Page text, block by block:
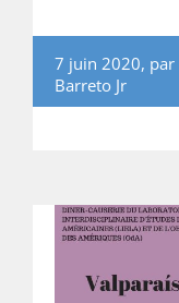
7 juin 2020, par
Barreto Jr